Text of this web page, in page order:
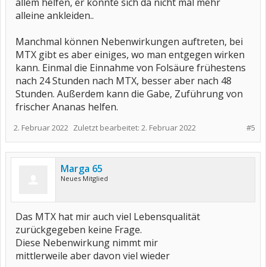
alleine ankleiden..
Manchmal können Nebenwirkungen auftreten, bei
MTX gibt es aber einiges, wo man entgegen wirken
kann. Einmal die Einnahme von Folsäure frühestens
nach 24 Stunden nach MTX, besser aber nach 48
Stunden. Außerdem kann die Gabe, Zuführung von
frischer Ananas helfen.
#5
2. Februar 2022 Zuletzt bearbeitet: 2. Februar 2022
Marga 65
Neues Mitglied
Das MTX hat mir auch viel Lebensqualität
zurückgegeben keine Frage.
Diese Nebenwirkung nimmt mir
mittlerweile aber davon viel wieder